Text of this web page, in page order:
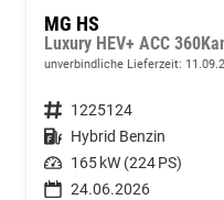
MG HS
Luxury HEV+ ACC
unverbindliche Lieferzeit:
Fahrzeugnummer 1225124
Kraftstoff Hybrid Benzin
Leistung 165 kW (224 PS)
24.06.2026